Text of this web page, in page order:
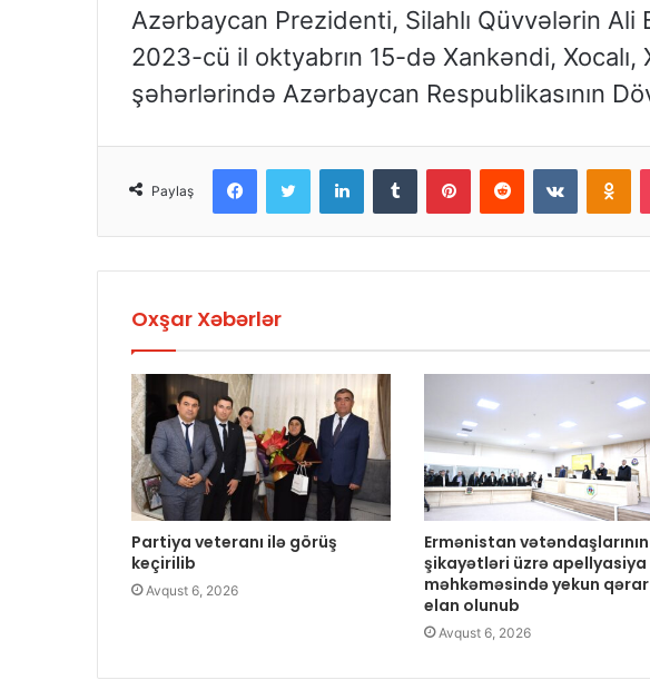
Azərbaycan Prezidenti, Silahlı Qüvvələrin Ali
2023-cü il oktyabrın 15-də Xankəndi,
şəhərlərində Azərbaycan Respublikasının
Paylaş
Oxşar Xəbərlər
Partiya veteranı ilə görüş
keçirilib
Avqust 6, 2026
Ermənistan vətəndaşlarının
şikayətləri üzrə apellyasiya
məhkəməsində yekun qərar
elan olunub
Avqust 6, 2026